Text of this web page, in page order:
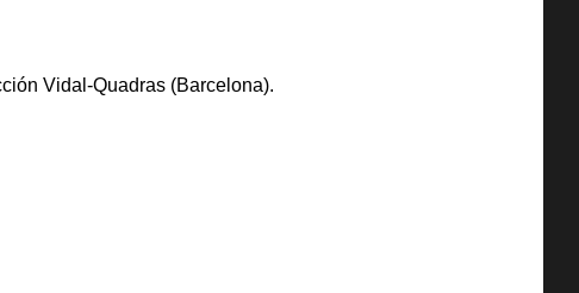
Vidal-Quadras (Barcelona).